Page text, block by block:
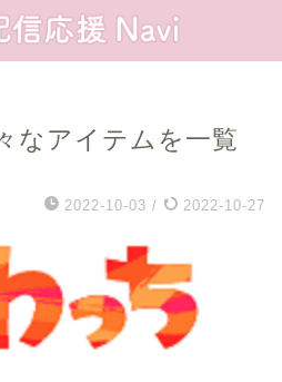
なアイテムを一覧
2022-10-03 / 2022-10-27